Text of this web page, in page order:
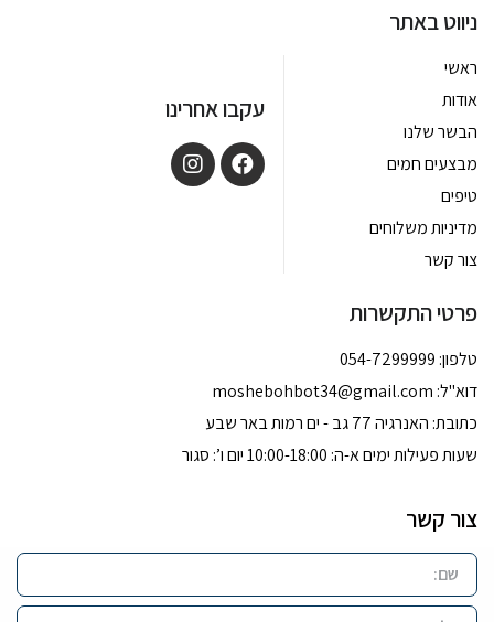
ניווט באתר
ראשי
אודות
הבשר שלנו
מבצעים חמים
טיפים
מדיניות משלוחים
צור קשר
עקבו אחרינו
פרטי התקשרות
טלפון: 054-7299999
דוא''ל: moshebohbot34@gmail.com
כתובת: האנרגיה 77 גב - ים רמות באר שבע
שעות פעילות ימים א-ה: 10:00-18:00 יום ו’: סגור
צור קשר